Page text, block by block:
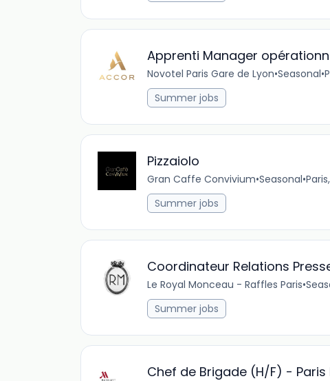
Apprenti Manager
Novotel Paris Gare de Lyon•Seasonal•
Summer jobs
Pizzaiolo
Gran Caffe Convivium•Seasonal•
Summer jobs
Coordinateur Relations
Le Royal Monceau - Raffles Paris•
Summer jobs
Chef de Brigade (H/F) -